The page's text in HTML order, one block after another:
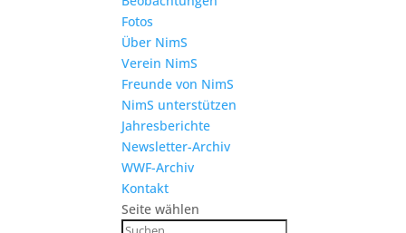
Fotos
Über NimS
Verein NimS
Freunde von NimS
NimS unterstützen
Jahresberichte
Newsletter-Archiv
WWF-Archiv
Kontakt
Seite wählen